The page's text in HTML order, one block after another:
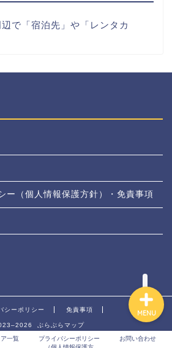
で「宿泊先」や「レンタカ
ー（個人情報保護方針）・免責事項
シーポリシー 免責事項
ぶらぶらマップ
一覧
プライバシーポリシー
お問い合わせ
MENU
奈良